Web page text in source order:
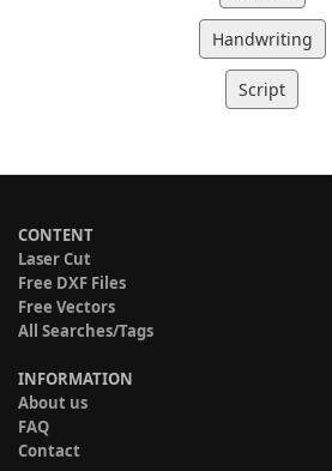
Handwriting
Script
CONTENT
Laser Cut
Free DXF Files
Free Vectors
All Searches/Tags
INFORMATION
About us
FAQ
Contact